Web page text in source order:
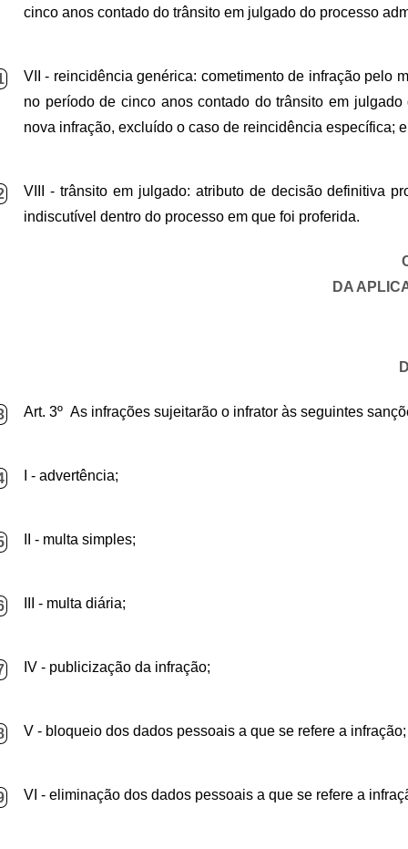
cinco anos contado do trânsito em julgado do processo
VII - reincidência genérica: cometimento de infração pelo
no período de cinco anos contado do trânsito em
nova infração, excluído o caso de reincidência específica; e
VIII - trânsito em julgado: atributo de decisão definitiva
indiscutível dentro do processo em que foi proferida.
DA
Art. 3º As infrações sujeitarão o infrator às seguintes
I - advertência;
II - multa simples;
III - multa diária;
IV - publicização da infração;
V - bloqueio dos dados pessoais a que se refere a infração;
VI - eliminação dos dados pessoais a que se refere a